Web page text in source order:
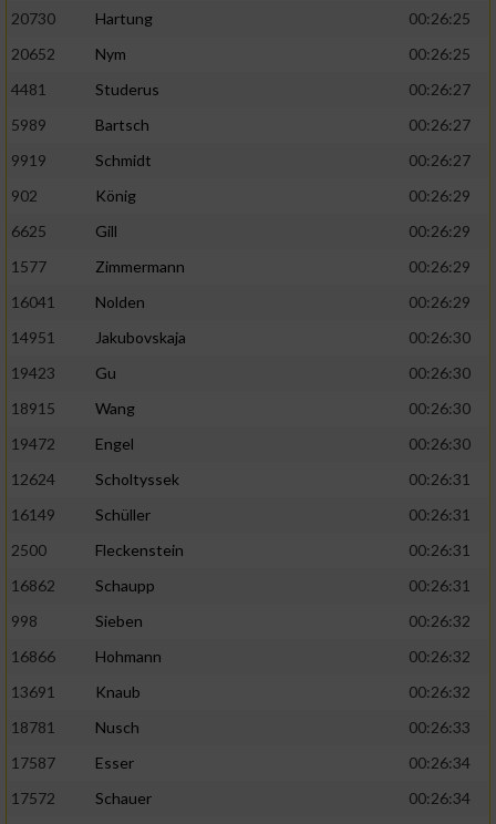
20730
Hartung
00:26:25
20652
Nym
00:26:25
4481
Studerus
00:26:27
5989
Bartsch
00:26:27
9919
Schmidt
00:26:27
902
König
00:26:29
6625
Gill
00:26:29
1577
Zimmermann
00:26:29
16041
Nolden
00:26:29
14951
Jakubovskaja
00:26:30
19423
Gu
00:26:30
18915
Wang
00:26:30
19472
Engel
00:26:30
12624
Scholtyssek
00:26:31
16149
Schüller
00:26:31
2500
Fleckenstein
00:26:31
16862
Schaupp
00:26:31
998
Sieben
00:26:32
16866
Hohmann
00:26:32
13691
Knaub
00:26:32
18781
Nusch
00:26:33
17587
Esser
00:26:34
17572
Schauer 00:26:34